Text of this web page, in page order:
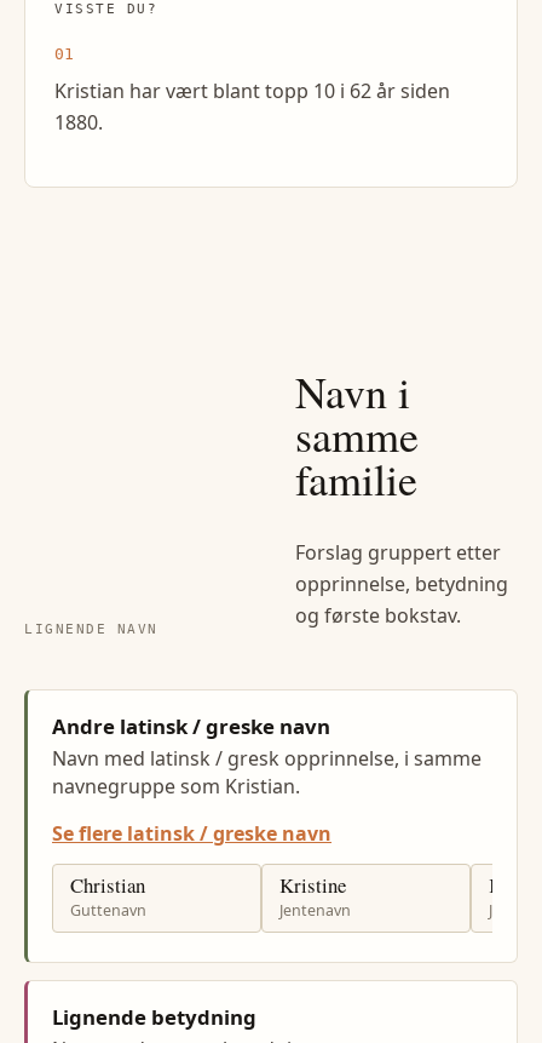
VISSTE DU?
01
Kristian har vært blant topp 10 i 62 år siden
1880.
LIGNENDE NAVN
Navn i
samme
familie
Forslag gruppert etter
opprinnelse, betydning
og første bokstav.
Andre latinsk / greske navn
Navn med latinsk / gresk opprinnelse, i samme
navnegruppe som Kristian.
Se flere latinsk / greske navn
Christian
Guttenavn
Kristine
Jentenavn
Lignende betydning